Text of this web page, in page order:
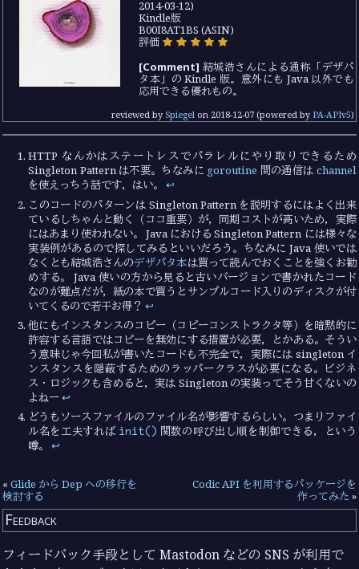
2014-03-12)
Kindle版
B00I8AT1BS (ASIN)
評価
[Comment] 結城浩さんによる通称「デザパ
タ本」の Kindle 版。意外にも Java 以外でも
応用できる優れもの。
reviewed by Spiegelon 2018-12-07(powered by PA-APIv5)
HTTP なんかはステートレスでパラレルにやり取りできるため
Singleton Pattern は不要。ちなみに goroutine 間の通信は channel
を使えっちう話です，はい。↩︎
このコードのパターンは Singleton Pattern を説明するにはよく出来
ているしちゃんと動く（ココ重要）が，同期コストが高いため，実際
にはあまり使われない。 Java における Singleton Pattern には様々な
実装例があるので探してみるといいだろう。ちなみに Java 使いでは
なくとも結城浩さんのデザパタ本は買って読んでおくことを強くお勧
めする。 Java 使いの方から見ると古いバージョンで書かれたコード
なのが難点だが，紙の本で買うとサンプルコード入りのディスクが付
いてくるので若干お得？↩︎
他にもインスタンスのコピー（コピーコンストラクタ等）を暗黙的に
許容する言語ではコピーを無効にする措置が必要，とかある。そうい
う意味じゃ今回私が書いたコードも不完全で，実際には singleton イ
ンスタンスを隠蔽するためのラッパークラスが必要になる。ビジネ
ス・ロジックも含めると，実は Singleton の実装ってそう甘くないの
よねー↩︎
どうもソースファイルのファイル名が影響するらしい。つまりファイ
ル名を工夫すれば init() 関数の呼び出し順を制御できる，という
噂。↩︎
«Glide から Dep への移行を
検討する
Codic API を利用するパッケージを
作ってみた »
Feedback
フィードバック手段として Mastodon などの SNS が利用で